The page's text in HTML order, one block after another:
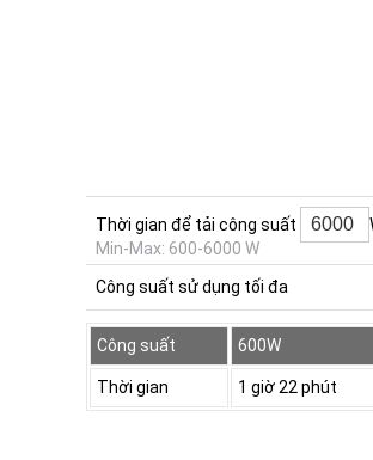
Thời gian để tải công suất
Min-Max: 600-6000 W
Công suất sử dụng tối đa
Công suất 600W
Thời gian 1 giờ 22 phút